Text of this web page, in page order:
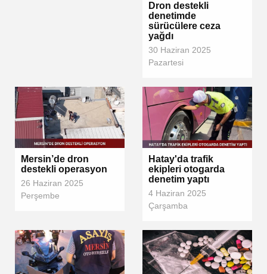
Dron destekli
denetimde
sürücülere ceza
yağdı
30 Haziran 2025
Pazartesi
Mersin’de dron
destekli operasyon
26 Haziran 2025
Perşembe
Hatay'da trafik
ekipleri otogarda
denetim yaptı
4 Haziran 2025
Çarşamba